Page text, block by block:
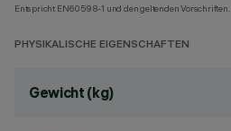
Entspricht EN60598-1 und den geltenden Vorschriften.
PHYSIKALISCHE EIGENSCHAFTEN
Gewicht (kg)